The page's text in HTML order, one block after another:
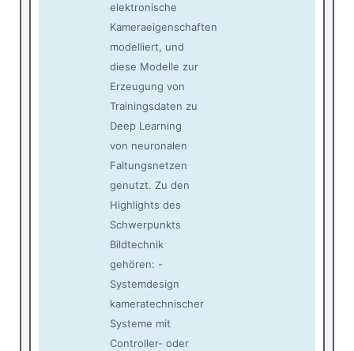
elektronische
Kameraeigenschaften
modelliert, und
diese Modelle zur
Erzeugung von
Trainingsdaten zu
Deep Learning
von neuronalen
Faltungsnetzen
genutzt. Zu den
Highlights des
Schwerpunkts
Bildtechnik
gehören: -
Systemdesign
kameratechnischer
Systeme mit
Controller- oder